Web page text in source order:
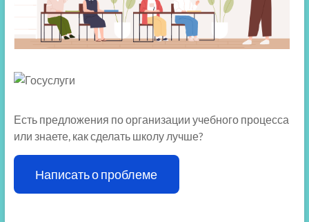
Есть предложения по организации учебного процесса
или знаете, как сделать школу лучше?
Написать о проблеме